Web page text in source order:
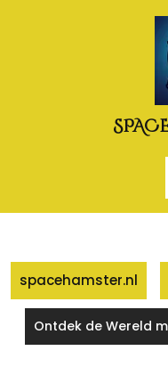
spacehamster.nl
Ontdek de Wereld